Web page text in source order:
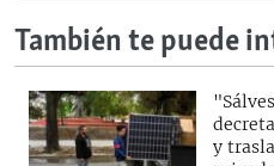
También te puede
y